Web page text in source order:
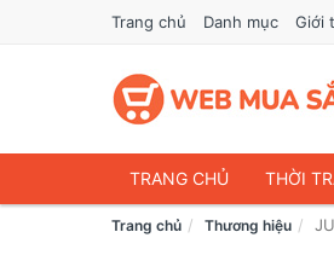
Trang chủ Danh mục Giới
TRANG CHỦ THỜI
ĐIỆN THOẠI & PHỤ KIỆN
Trang chủ Thương hiệu